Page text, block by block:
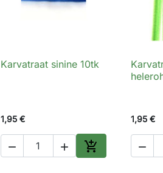
 Kiirvaade
Karvatraat sinine 10tk
1,95 €
  
Lisa ostukorvi
1,95 €
